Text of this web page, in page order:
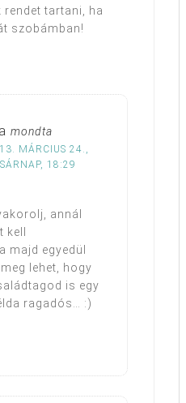
tartani, ha
szobámban!
mondta
MÁRCIUS 24.,
18:29
annál
majd egyedül
lehet, hogy
is egy
ragadós… :)